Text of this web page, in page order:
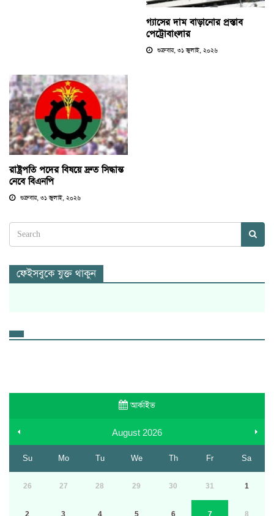
গ্যাসের দাম বাড়ানোর প্রস্তাব
পেট্রোবাংলার
শুক্রবার, ৩১ জুলাই, ২০২৬
রাষ্ট্রপতি পদের বিষয়ে দ্রুত সিদ্ধান্ত
নেবে বিএনপি
শুক্রবার, ৩১ জুলাই, ২০২৬
ফেইসবুকে যুক্ত থাকুন
আর্কাইভ
August 2026
Su Mo Tu We Th Fr Sa
26 27 28 29 30 31 1
2 3 4 5 6 7 8